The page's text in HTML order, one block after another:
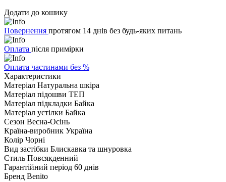
Додати до кошику
Повернення протягом 14 днів без будь-яких питань
Оплата після примірки
Оплата частинами без %
Характеристики
Матеріал Натуральна шкіра
Матеріал підошви ТЕП
Матеріал підкладки Байка
Матеріал устілки Байка
Сезон Весна-Осінь
Країна-виробник Україна
Колір Чорні
Вид застібки Блискавка та шнуровка
Стиль Повсякденний
Гарантійний період 60 днів
Бренд Benito